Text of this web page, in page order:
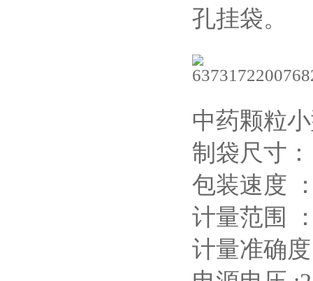
孔挂袋。
中药颗粒
制袋尺寸
包装速度
计量范围
计量准确